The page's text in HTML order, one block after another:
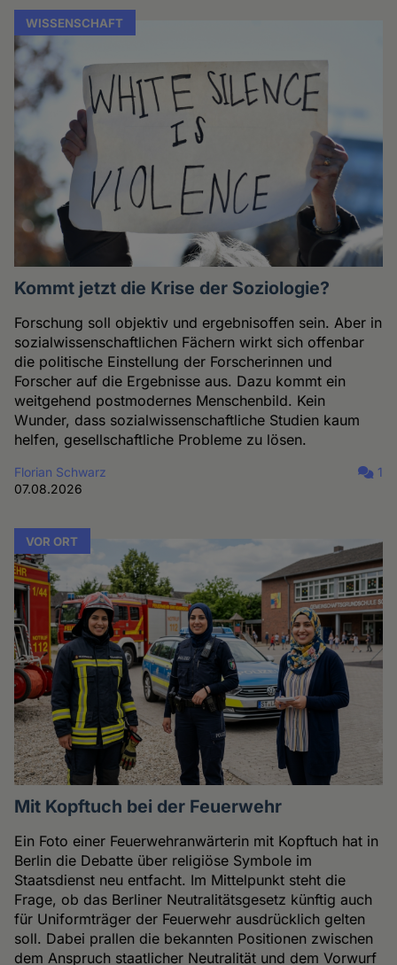
WISSENSCHAFT
Kommt jetzt die Krise der Soziologie?
Forschung soll objektiv und ergebnisoffen sein. Aber in
sozialwissenschaftlichen Fächern wirkt sich offenbar
die politische Einstellung der Forscherinnen und
Forscher auf die Ergebnisse aus. Dazu kommt ein
weitgehend postmodernes Menschenbild. Kein
Wunder, dass sozialwissenschaftliche Studien kaum
helfen, gesellschaftliche Probleme zu lösen.
Florian Schwarz
07.08.2026
1
VOR ORT
Mit Kopftuch bei der Feuerwehr
Ein Foto einer Feuerwehranwärterin mit Kopftuch hat in
Berlin die Debatte über religiöse Symbole im
Staatsdienst neu entfacht. Im Mittelpunkt steht die
Frage, ob das Berliner Neutralitätsgesetz künftig auch
für Uniformträger der Feuerwehr ausdrücklich gelten
soll. Dabei prallen die bekannten Positionen zwischen
dem Anspruch staatlicher Neutralität und dem Vorwurf